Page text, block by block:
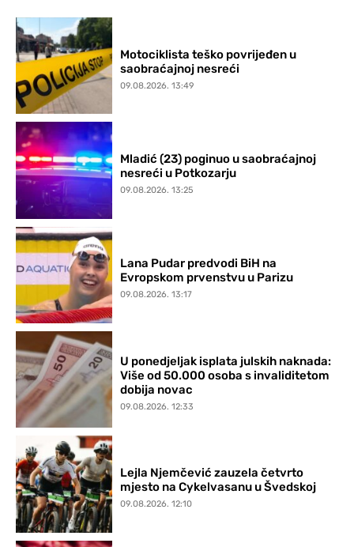
Motociklista teško povrijeđen u
saobraćajnoj nesreći
09.08.2026. 13:49
Mladić (23) poginuo u saobraćajnoj
nesreći u Potkozarju
09.08.2026. 13:25
Lana Pudar predvodi BiH na
Evropskom prvenstvu u Parizu
09.08.2026. 13:17
U ponedjeljak isplata julskih naknada:
Više od 50.000 osoba s invaliditetom
dobija novac
09.08.2026. 12:33
Lejla Njemčević zauzela četvrto
mjesto na Cykelvasanu u Švedskoj
09.08.2026. 12:10